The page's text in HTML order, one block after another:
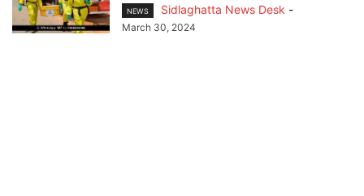
NEWS Sidlaghatta News Desk -
March 30, 2024